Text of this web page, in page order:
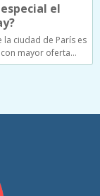
el
ciudad de París es
mayor oferta…